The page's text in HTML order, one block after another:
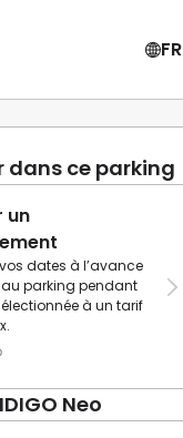
FR
dans ce parking
un
dates à l’avance
parking pendant
à un tarif
Neo